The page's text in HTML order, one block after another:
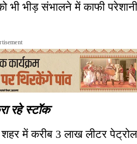
भी भीड़ संभालने में काफी
रहे स्टॉक
में करीब 3 लाख लीटर